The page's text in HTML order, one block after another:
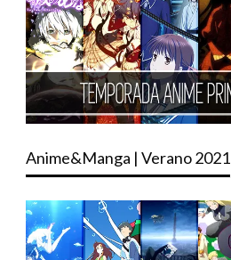
Anime&Manga | Verano 2021